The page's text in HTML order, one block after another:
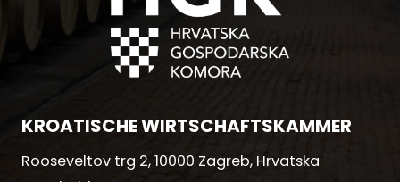
KROATISCHE WIRTSCHAFTSKAMMER
Rooseveltov trg 2, 10000 Zagreb, Hrvatska